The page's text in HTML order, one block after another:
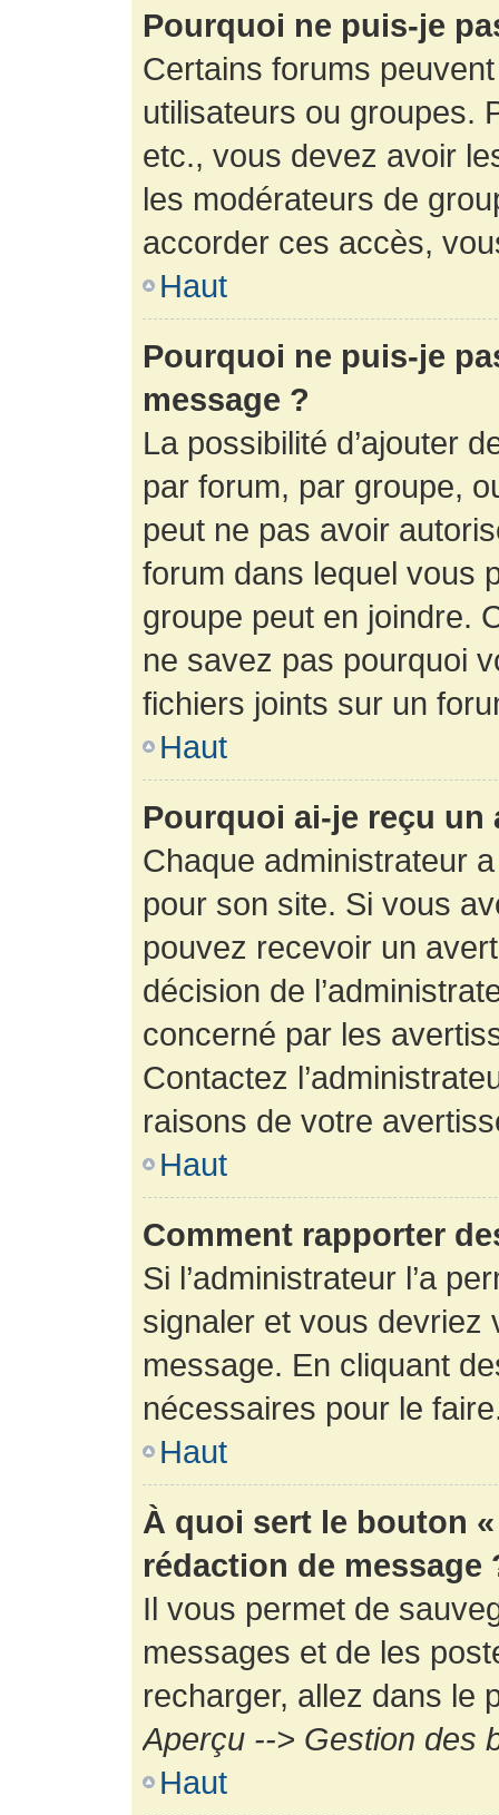
Pourquoi ne puis-je
Certains forums
utilisateurs ou groupes.
etc., vous devez avoir
les modérateurs de
accorder ces accès,
Haut
Pourquoi ne puis-je
message ?
La possibilité d’ajouter
par forum, par groupe,
peut ne pas avoir
forum dans lequel vous
groupe peut en joindre.
ne savez pas pourquoi
fichiers joints sur un
Haut
Pourquoi ai-je reçu un
Chaque administrateur
pour son site. Si vous
pouvez recevoir un
décision de
concerné par les
Contactez
raisons de votre
Haut
Comment rapporter
Si l’administrateur l’a
signaler et vous devriez
message. En cliquant
nécessaires pour le
Haut
À quoi sert le bouton
rédaction de message
Il vous permet de
messages et de les
recharger, allez dans le
Aperçu --> Gestion des
Haut